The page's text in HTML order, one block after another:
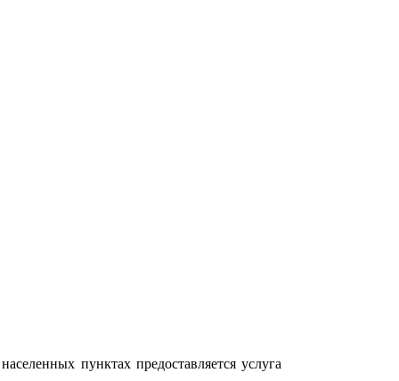
пунктах предоставляется услуга